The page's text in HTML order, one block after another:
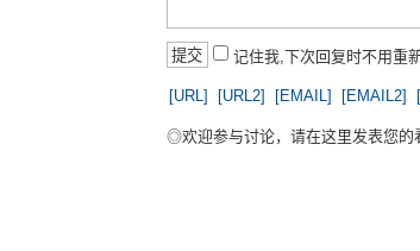
记住我,下次回复时不用重
[URL] [URL2] [EMAIL] [EMAIL2]
◎欢迎参与讨论，请在这里发表您的